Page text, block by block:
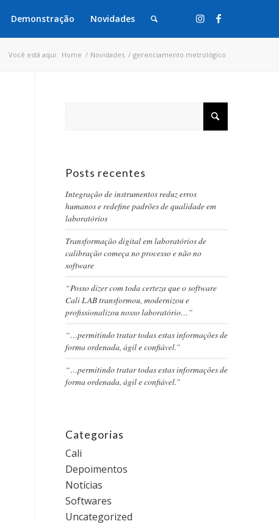
Demonstração Novidades
Você está aqui: Home / Novidades / gerenciamento metrológico
Posts recentes
Integração de instrumentos reduz erros
humanos e redefine padrões de qualidade em
laboratórios
Transformação digital em laboratórios de
calibração começa no processo e não no
software
“Posso dizer com toda certeza que o software
Cali LAB transformou, modernizou e
profissionalizou nosso laboratório…”
“…permitindo tratar todas estas informações de
forma ordenada, ágil e confiável.”
“…permitindo tratar todas estas informações de
forma ordenada, ágil e confiável.”
Categorias
Cali
Depoimentos
Notícias
Softwares
Uncategorized